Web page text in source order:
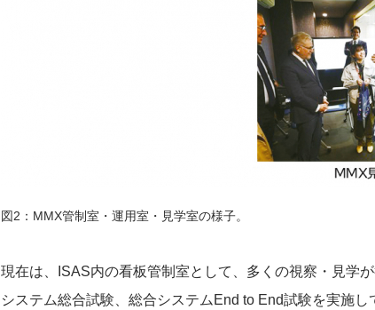
図2：MMX管制室・運用室・見学室の様子。
現在は、ISAS内の看板管制室として、多くの視察・見学
システム総合試験、総合システムEnd to End試験を実施